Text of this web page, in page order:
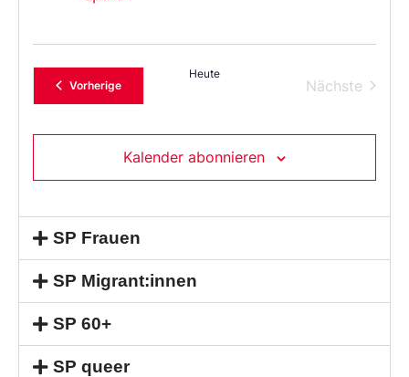
VorherigeVeranstaltungen
Heute
Nächste
Kalender abonnieren
SP Frauen
SP Migrant:innen
SP 60+
SP queer